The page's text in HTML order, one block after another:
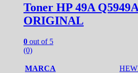
Toner HP 49A
ORIGINAL
0 out of 5
(0)
MARCA